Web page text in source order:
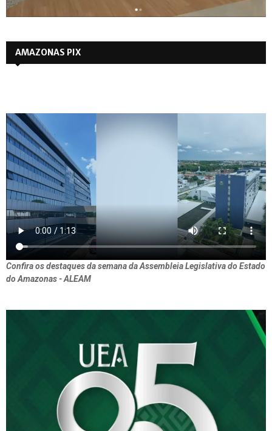
AMAZONAS PIX
Confira os destaques da semana da Assembleia Legislativa do Estado
do Amazonas - ALEAM